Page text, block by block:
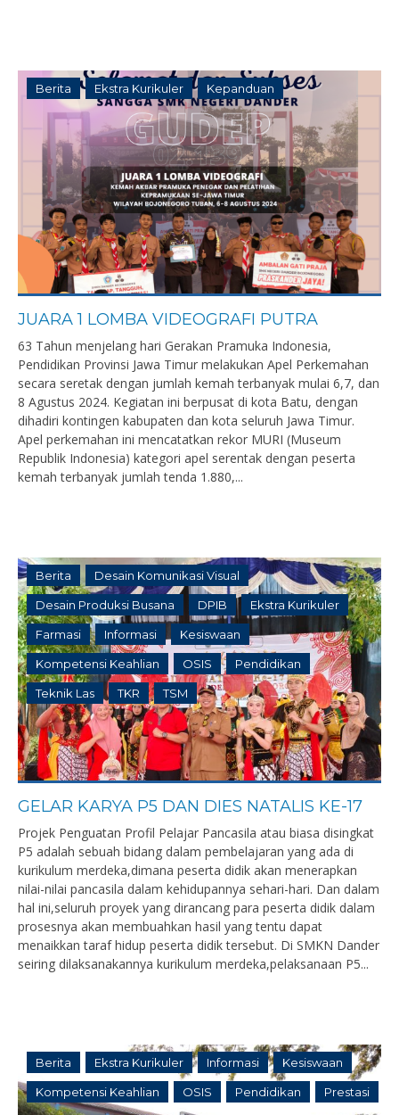
Berita Ekstra Kurikuler Kepanduan
JUARA 1 LOMBA VIDEOGRAFI PUTRA
63 Tahun menjelang hari Gerakan Pramuka Indonesia,
Pendidikan Provinsi Jawa Timur melakukan Apel Perkemahan
secara seretak dengan jumlah kemah terbanyak mulai 6,7, dan
8 Agustus 2024. Kegiatan ini berpusat di kota Batu, dengan
dihadiri kontingen kabupaten dan kota seluruh Jawa Timur.
Apel perkemahan ini mencatatkan rekor MURI (Museum
Republik Indonesia) kategori apel serentak dengan peserta
kemah terbanyak jumlah tenda 1.880,...
Berita Desain Komunikasi Visual
Desain Produksi Busana DPIB Ekstra Kurikuler
Farmasi Informasi Kesiswaan
Kompetensi Keahlian OSIS Pendidikan
Teknik Las TKR TSM
GELAR KARYA P5 DAN DIES NATALIS KE-17
Projek Penguatan Profil Pelajar Pancasila atau biasa disingkat
P5 adalah sebuah bidang dalam pembelajaran yang ada di
kurikulum merdeka,dimana peserta didik akan menerapkan
nilai-nilai pancasila dalam kehidupannya sehari-hari. Dan dalam
hal ini,seluruh proyek yang dirancang para peserta didik dalam
prosesnya akan membuahkan hasil yang tentu dapat
menaikkan taraf hidup peserta didik tersebut. Di SMKN Dander
seiring dilaksanakannya kurikulum merdeka,pelaksanaan P5...
Berita Ekstra Kurikuler Informasi Kesiswaan
Kompetensi Keahlian OSIS Pendidikan Prestasi